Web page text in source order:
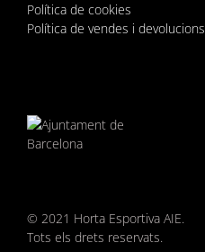
Política de cookies
Política de vendes i devolucions
© 2021 Horta Esportiva AIE.
Tots els drets reservats.